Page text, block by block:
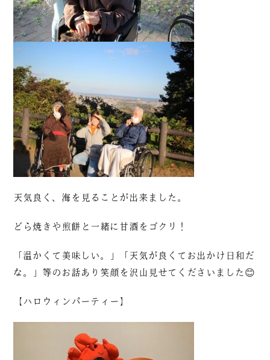
天気良く、海を見ることが出来ました。
どら焼きや煎餅と一緒に甘酒をゴクリ！
「温かくて美味しい。」「天気が良くてお出かけ日和だ
な。」等のお話あり笑顔を沢山見せてくださいました😊
【ハロウィンパーティー】